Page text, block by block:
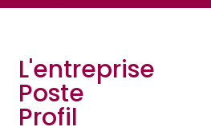
L'entreprise
Poste
Profil